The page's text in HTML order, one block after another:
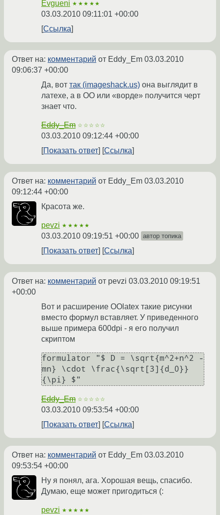
Evgueni ★★★★★
03.03.2010 09:11:01 +00:00
Ссылка
Ответ на: комментарий от Eddy_Em 03.03.2010
09:06:37 +00:00
Да, вот так (imageshack.us) она выглядит в
латехе, а в ОО или «ворде» получится черт
знает что.
Eddy_Em ☆☆☆☆☆
03.03.2010 09:12:44 +00:00
Показать ответ
Ссылка
Ответ на: комментарий от Eddy_Em 03.03.2010
09:12:44 +00:00
Красота же.
pevzi ★★★★★
03.03.2010 09:19:51 +00:00 автор топика
Показать ответ Ссылка
Ответ на: комментарий от pevzi 03.03.2010 09:19:51
+00:00
Вот и расширение OOlatex такие рисунки
вместо формул вставляет. У приведенного
выше примера 600dpi - я его получил
скриптом
formulator "$ D = \sqrt{m^2+n^2 -
mn} \cdot \frac{\sqrt[3]{d_0}}
Eddy_Em ☆☆☆☆☆
03.03.2010 09:53:54 +00:00
Показать ответ
Ссылка
Ответ на: комментарий от Eddy_Em 03.03.2010
09:53:54 +00:00
Ну я понял, ага. Хорошая вещь, спасибо.
Думаю, еще может пригодиться (:
pevzi ★★★★★